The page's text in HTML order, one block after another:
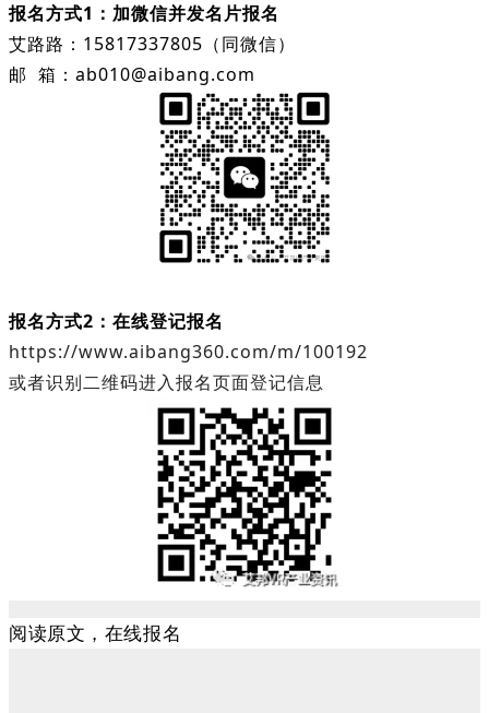
报名方式1：加微信并发名片报名
艾路路：15817337805（同微信）
邮 箱：ab010@aibang.com
报名方式2：在线登记报名
https://www.aibang360.com/m/100192
或者识别二维码进入报名页面登记信息
阅读原文，在线报名